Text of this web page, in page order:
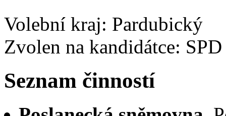
Volební kraj: Pardubický
Zvolen na kandidátce: SPD
Seznam činností